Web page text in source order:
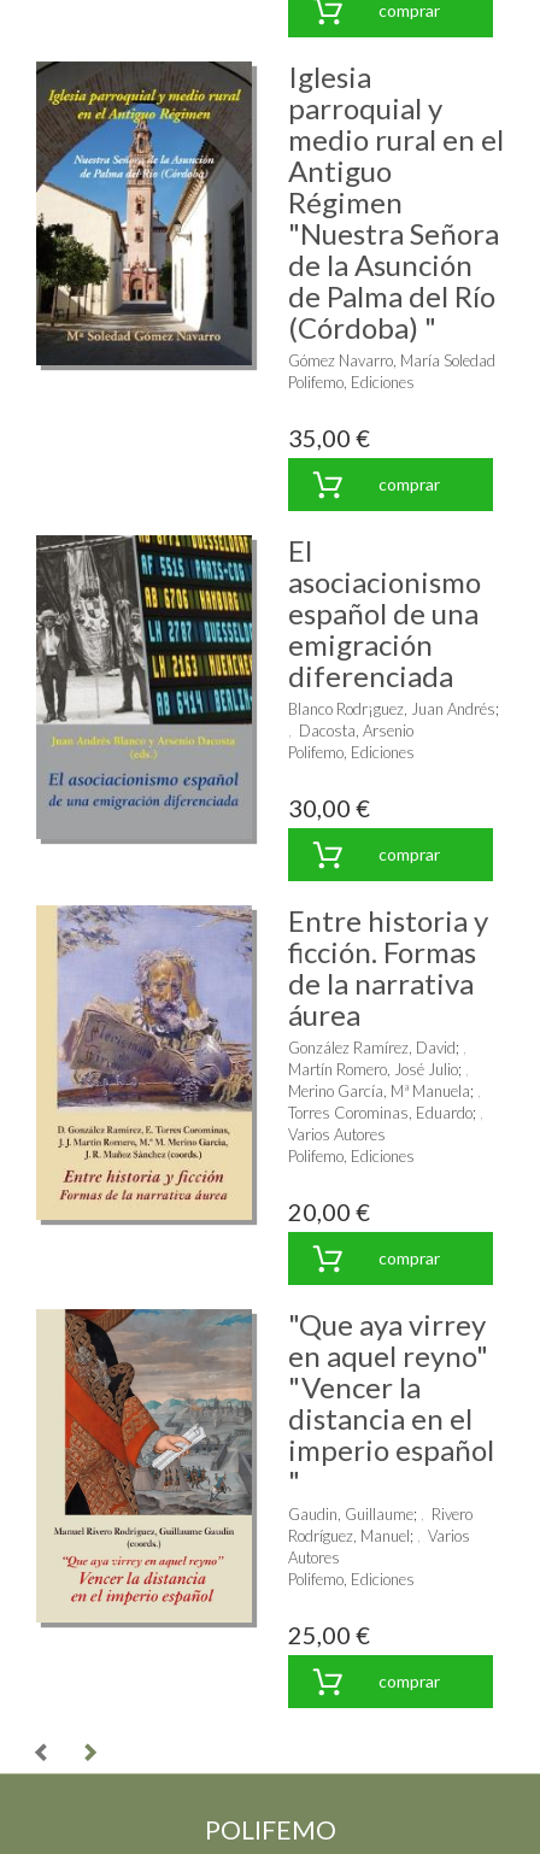
comprar
Iglesia
parroquial y
medio rural en el
Antiguo
Régimen
"Nuestra Señora
de la Asunción
de Palma del Río
(Córdoba) "
Gómez Navarro, María Soledad
Polifemo, Ediciones
35,00 €
comprar
El
asociacionismo
español de una
emigración
diferenciada
Blanco Rodr¡guez, Juan Andrés;
Dacosta, Arsenio
Polifemo, Ediciones
30,00 €
comprar
Entre historia y
ficción. Formas
de la narrativa
áurea
González Ramírez, David;
Martín Romero, José Julio;
Merino García, Mª Manuela;
Torres Corominas, Eduardo;
Varios Autores
Polifemo, Ediciones
20,00 €
comprar
"Que aya virrey
en aquel reyno"
"Vencer la
distancia en el
imperio español
"
Gaudin, Guillaume;
Rivero
Rodríguez, Manuel;
Varios
Autores
Polifemo, Ediciones
25,00 €
comprar
POLIFEMO